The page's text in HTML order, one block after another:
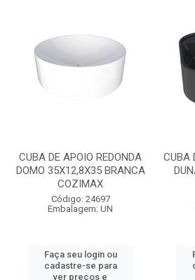
CUBA DE APOIO REDONDA
DOMO 35X12,8X35 BRANCA
COZIMAX
Código: 24697
Embalagem: UN
Faça seu login ou
cadastre-se para
ver preços e
CUBA